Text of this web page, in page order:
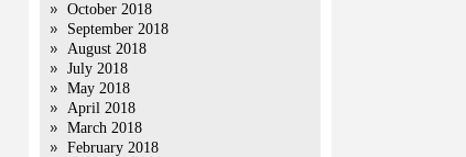
October 2018
September 2018
August 2018
July 2018
May 2018
April 2018
March 2018
February 2018